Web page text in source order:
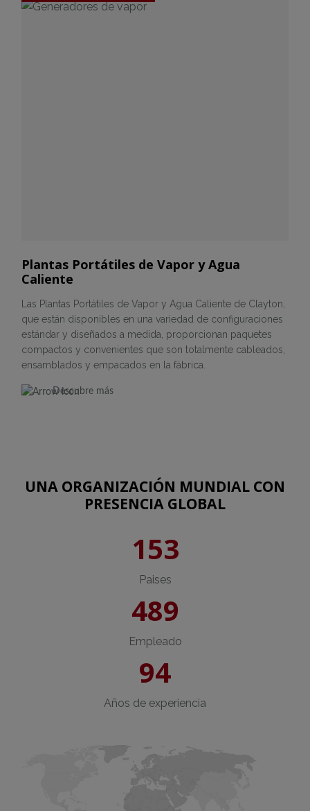
Plantas Portátiles de Vapor y Agua
Caliente
Las Plantas Portátiles de Vapor y Agua Caliente de Clayton,
que están disponibles en una variedad de configuraciones
estándar y diseñados a medida, proporcionan paquetes
compactos y convenientes que son totalmente cableados,
ensamblados y empacados en la fábrica.
Descubre más
UNA ORGANIZACIÓN MUNDIAL CON
PRESENCIA GLOBAL
153
Paises
489
Empleado
94
Años de experiencia